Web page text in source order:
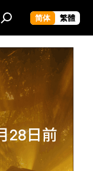
简体 繁體